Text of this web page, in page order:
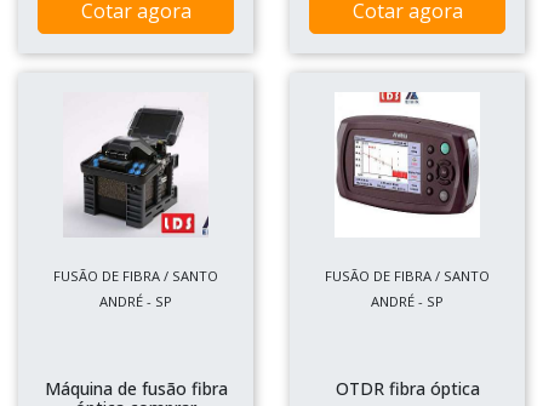
Cotar agora Cotar agora
FUSÃO DE FIBRA / SANTO
ANDRÉ - SP
Máquina de fusão fibra
FUSÃO DE FIBRA / SANTO
ANDRÉ - SP
OTDR fibra óptica